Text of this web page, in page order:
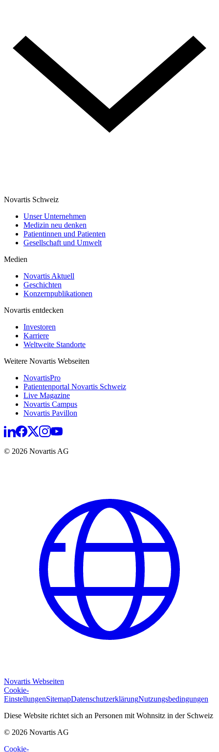
Novartis Schweiz
Unser Unternehmen
Medizin neu denken
Patientinnen und Patienten
Gesellschaft und Umwelt
Medien
Novartis Aktuell
Geschichten
Konzernpublikationen
Novartis entdecken
Investoren
Karriere
Weltweite Standorte
Weitere Novartis Webseiten
NovartisPro
Patientenportal Novartis Schweiz
Live Magazine
Novartis Campus
Novartis Pavillon
© 2026 Novartis AG
Novartis Webseiten
Cookie-
EinstellungenSitemapDatenschutzerklärungNutzungsbedingungen
Diese Website richtet sich an Personen mit Wohnsitz in der Schweiz
© 2026 Novartis AG
Cookie-